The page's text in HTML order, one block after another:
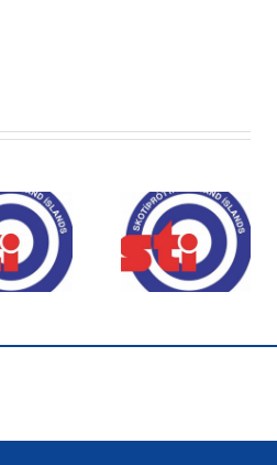
Skotíþróttamenn
ársins 2025
hjá STÍ
Adam var
Íslandsmeistari
í dag